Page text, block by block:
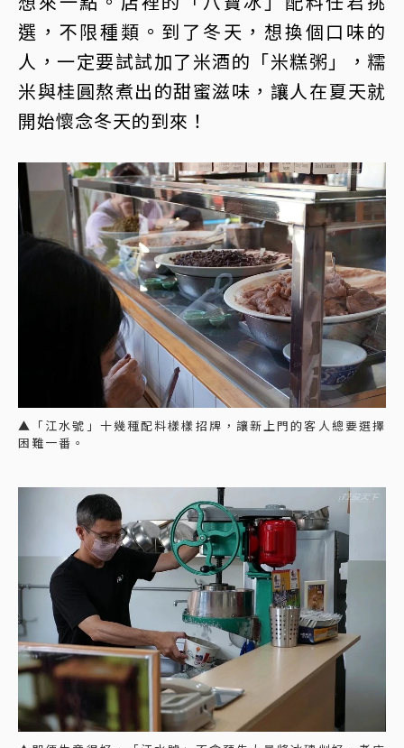
選，不限種類。到了冬天，想換個口味的
人，一定要試試加了米酒的「米糕粥」，糯
米與桂圓熬煮出的甜蜜滋味，讓人在夏天就
開始懷念冬天的到來！
▲「江水號」十幾種配料樣樣招牌，讓新上門的客人總要選擇
困難一番。